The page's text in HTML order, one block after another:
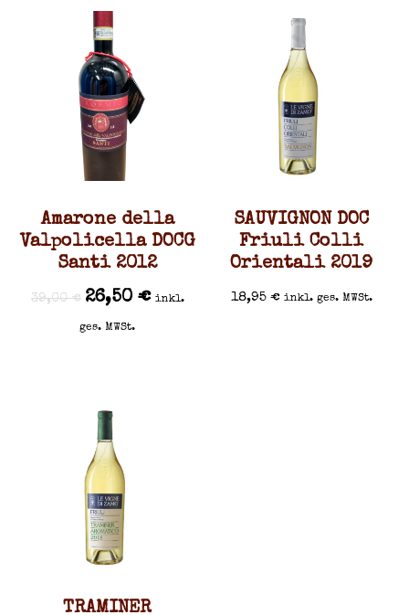
Amarone della
Valpolicella DOCG
Santi 2012
39,00€ 26,50 € inkl.
ges. MWSt.
SAUVIGNON DOC
Friuli Colli
Orientali 2019
18,95 € inkl. ges. MWSt.
TRAMINER